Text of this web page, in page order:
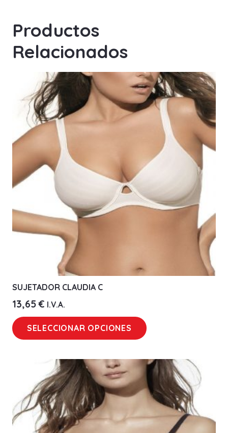
Productos
Relacionados
SUJETADOR CLAUDIA C
13,65€ I.V.A.
SELECCIONAR OPCIONES
múltiples
variantes.
Las
opciones
se